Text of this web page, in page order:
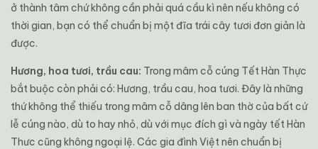
ở thành tâm chứ không cần phải quá cầu kì nên nếu không có
thời gian, bạn có thể chuẩn bị một đĩa trái cây tươi đơn giản là
được.
Hương, hoa tươi, trầu cau: Trong mâm cỗ cúng Tết Hàn Thực
bắt buộc còn phải có: Hương, trầu cau, hoa tươi. Đây là những
thứ không thể thiếu trong mâm cỗ dâng lên ban thờ của bất cứ
lễ cúng nào, dù to hay nhỏ, dù với mục đích gì và ngày tết Hàn
Thưc cũng không ngoại lệ. Các gia đình Việt nên chuẩn bị